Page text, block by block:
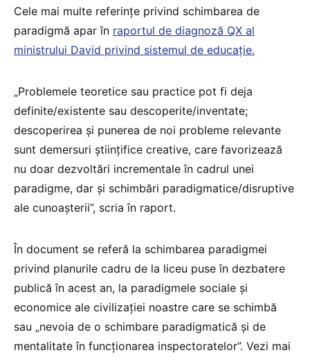
Cele mai multe referințe privind schimbarea de
paradigmă apar în raportul de diagnoză QX al
ministrului David privind sistemul de educație.
„Problemele teoretice sau practice pot fi deja
definite/existente sau descoperite/inventate;
descoperirea și punerea de noi probleme relevante
sunt demersuri științifice creative, care favorizează
nu doar dezvoltări incrementale în cadrul unei
paradigme, dar și schimbări paradigmatice/disruptive
ale cunoașterii”, scria în raport.
În document se referă la schimbarea paradigmei
privind planurile cadru de la liceu puse în dezbatere
publică în acest an, la paradigmele sociale și
economice ale civilizației noastre care se schimbă
sau „nevoia de o schimbare paradigmatică și de
mentalitate în funcționarea inspectoratelor”. Vezi mai